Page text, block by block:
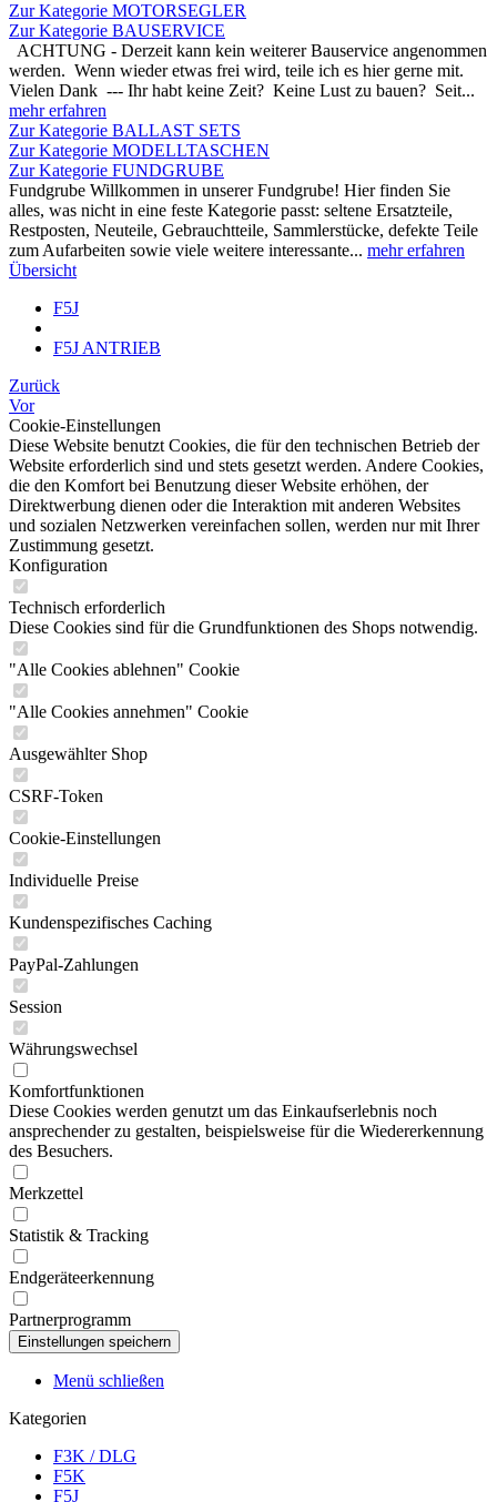
Zur Kategorie MOTORSEGLER
Zur Kategorie BAUSERVICE
ACHTUNG - Derzeit kann kein weiterer Bauservice angenommen
werden. Wenn wieder etwas frei wird, teile ich es hier gerne mit.
Vielen Dank --- Ihr habt keine Zeit? Keine Lust zu bauen? Seit...
mehr erfahren
Zur Kategorie BALLAST SETS
Zur Kategorie MODELLTASCHEN
Zur Kategorie FUNDGRUBE
Fundgrube Willkommen in unserer Fundgrube! Hier finden Sie
alles, was nicht in eine feste Kategorie passt: seltene Ersatzteile,
Restposten, Neuteile, Gebrauchtteile, Sammlerstücke, defekte Teile
zum Aufarbeiten sowie viele weitere interessante... mehr erfahren
Übersicht
F5J
F5J ANTRIEB
Zurück
Vor
Cookie-Einstellungen
Diese Website benutzt Cookies, die für den technischen Betrieb der
Website erforderlich sind und stets gesetzt werden. Andere Cookies,
die den Komfort bei Benutzung dieser Website erhöhen, der
Direktwerbung dienen oder die Interaktion mit anderen Websites
und sozialen Netzwerken vereinfachen sollen, werden nur mit Ihrer
Zustimmung gesetzt.
Konfiguration
Technisch erforderlich
Diese Cookies sind für die Grundfunktionen des Shops notwendig.
"Alle Cookies ablehnen" Cookie
"Alle Cookies annehmen" Cookie
Ausgewählter Shop
CSRF-Token
Cookie-Einstellungen
Individuelle Preise
Kundenspezifisches Caching
PayPal-Zahlungen
Session
Währungswechsel
Komfortfunktionen
Diese Cookies werden genutzt um das Einkaufserlebnis noch
ansprechender zu gestalten, beispielsweise für die Wiedererkennung
des Besuchers.
Merkzettel
Statistik & Tracking
Endgeräteerkennung
Partnerprogramm
Menü schließen
Kategorien
F3K / DLG
F5K
F5J